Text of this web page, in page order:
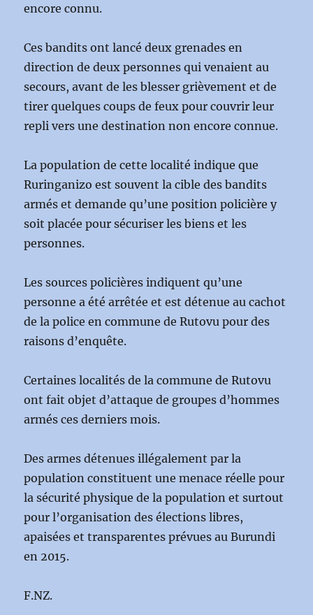
encore connu.
Ces bandits ont lancé deux grenades en
direction de deux personnes qui venaient au
secours, avant de les blesser grièvement et de
tirer quelques coups de feux pour couvrir leur
repli vers une destination non encore connue.
La population de cette localité indique que
Ruringanizo est souvent la cible des bandits
armés et demande qu’une position policière y
soit placée pour sécuriser les biens et les
personnes.
Les sources policières indiquent qu’une
personne a été arrêtée et est détenue au cachot
de la police en commune de Rutovu pour des
raisons d’enquête.
Certaines localités de la commune de Rutovu
ont fait objet d’attaque de groupes d’hommes
armés ces derniers mois.
Des armes détenues illégalement par la
population constituent une menace réelle pour
la sécurité physique de la population et surtout
pour l’organisation des élections libres,
apaisées et transparentes prévues au Burundi
en 2015.
F.NZ.